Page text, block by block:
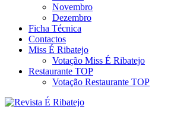
Novembro
Dezembro
Ficha Técnica
Contactos
Miss É Ribatejo
Votação Miss É Ribatejo
Restaurante TOP
Votação Restaurante TOP